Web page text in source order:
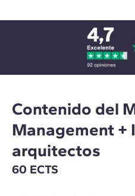
Contenido del
Management +
arquitectos
60 ECTS